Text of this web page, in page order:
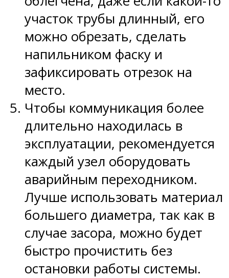
участок трубы длинный, его
можно обрезать, сделать
напильником фаску и
зафиксировать отрезок на
место.
Чтобы коммуникация более
длительно находилась в
эксплуатации, рекомендуется
каждый узел оборудовать
аварийным переходником.
Лучше использовать материал
большего диаметра, так как в
случае засора, можно будет
быстро прочистить без
остановки работы системы.